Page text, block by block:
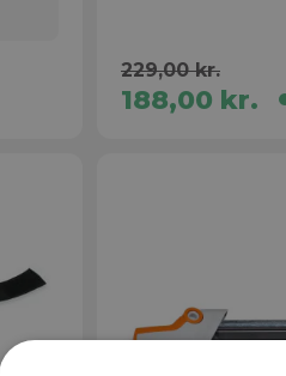
229,00 kr.
188,00 kr.